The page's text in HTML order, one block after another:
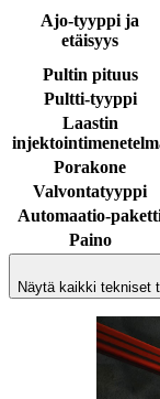
Ajo-tyyppi ja
etäisyys
Pultin pituus
Pultti-tyyppi
Laastin
Porakone
Valvontatyyppi
Automaatio-
Paino
Näytä kaikki tekniset